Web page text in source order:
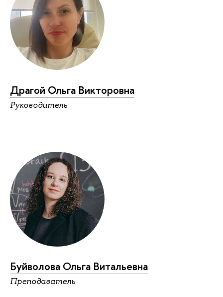
Драгой Ольга Викторовна
Руководитель
Буйволова Ольга Витальевна
Преподаватель